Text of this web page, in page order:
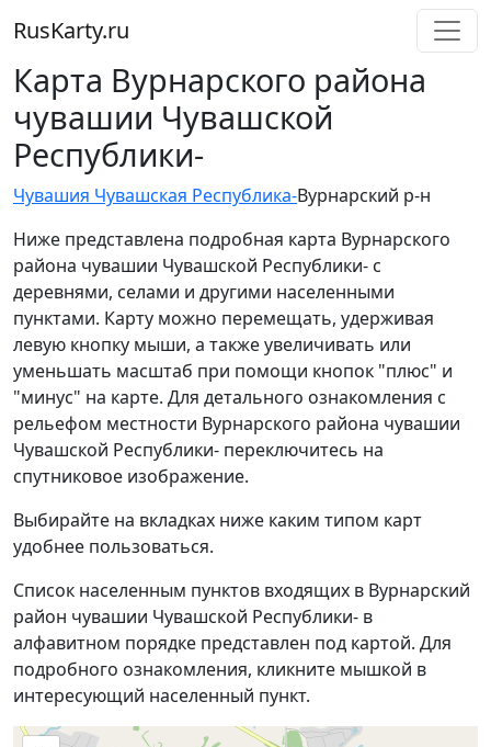
RusKarty.ru
Карта Вурнарского района
чувашии Чувашской
Республики-
Чувашия Чувашская Республика-Вурнарский р-н
Ниже представлена подробная карта Вурнарского
района чувашии Чувашской Республики- с
деревнями, селами и другими населенными
пунктами. Карту можно перемещать, удерживая
левую кнопку мыши, а также увеличивать или
уменьшать масштаб при помощи кнопок "плюс" и
"минус" на карте. Для детального ознакомления с
рельефом местности Вурнарского района чувашии
Чувашской Республики- переключитесь на
спутниковое изображение.
Выбирайте на вкладках ниже каким типом карт
удобнее пользоваться.
Список населенным пунктов входящих в Вурнарский
район чувашии Чувашской Республики- в
алфавитном порядке представлен под картой. Для
подробного ознакомления, кликните мышкой в
интересующий населенный пункт.